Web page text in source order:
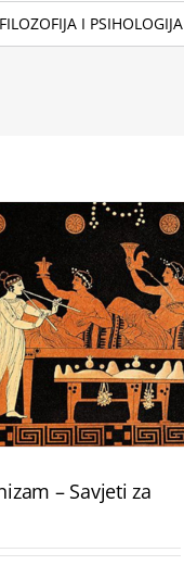
FILOZOFIJA I PSIHOLOGIJA
– Savjeti za